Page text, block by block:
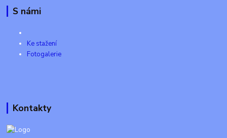
S námi
Ke stažení
Fotogalerie
Kontakty